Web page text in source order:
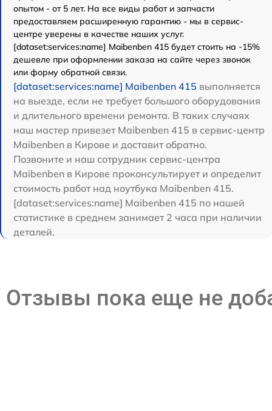
опытом - от 5 лет. На все виды работ и запчасти
предоставляем расширенную гарантию - мы в сервис-
центре уверены в качестве наших услуг.
[dataset:services:name] Maibenben 415 будет стоить на -15%
дешевле при оформлении заказа на сайте через звонок
или форму обратной связи.
[dataset:services:name] Maibenben 415 выполняется
на выезде, если не требует большого оборудования
и длительного времени ремонта. В таких случаях
наш мастер привезет Maibenben 415 в сервис-центр
Maibenben в Кирове и доставит обратно.
Позвоните и наш сотрудник сервис-центра
Maibenben в Кирове проконсультирует и определит
стоимость работ над ноутбука Maibenben 415.
[dataset:services:name] Maibenben 415 по нашей
статистике в среднем занимает 2 часа при наличии
деталей.
Отзывы пока еще не